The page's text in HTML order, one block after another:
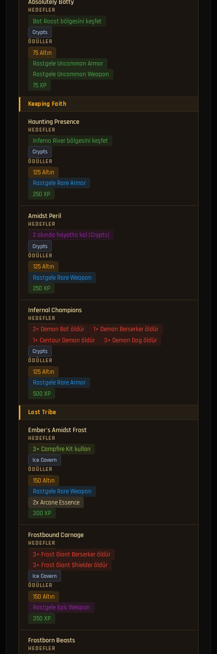
Absolutely Batty
HEDEFLER
Bat Roost bölgesini keşfet
Crypts
ÖDÜLLER
75 Altın
Rastgele Uncommon Armor
Rastgele Uncommon Weapon
75 XP
Keeping Faith
Haunting Presence
HEDEFLER
Inferno River bölgesini keşfet
Crypts
ÖDÜLLER
125 Altın
Rastgele Rare Armor
250 XP
Amidst Peril
HEDEFLER
2 akında hayatta kal (Crypts)
Crypts
ÖDÜLLER
125 Altın
Rastgele Rare Weapon
250 XP
Infernal Champions
HEDEFLER
2× Demon Bat öldür
1× Demon Berserker öldür
1× Centaur Demon öldür
3× Demon Dog öldür
Crypts
ÖDÜLLER
125 Altın
Rastgele Rare Armor
500 XP
Lost Tribe
Ember's Amidst Frost
HEDEFLER
3× Campfire Kit kullan
Ice Cavern
ÖDÜLLER
150 Altın
Rastgele Rare Weapon
2x Arcane Essence
300 XP
Frostbound Carnage
HEDEFLER
3× Frost Giant Berserker öldür
3× Frost Giant Shielder öldür
Ice Cavern
ÖDÜLLER
150 Altın
Rastgele Epic Weapon
350 XP
Frostborn Beasts
HEDEFLER